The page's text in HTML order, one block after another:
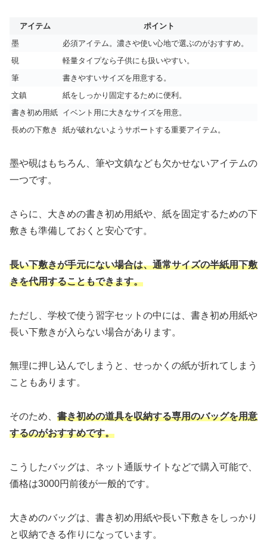
アイテム
ポイント
墨
必須アイテム。濃さや使い心地で選ぶのがおすすめ。
硯
軽量タイプなら子供にも扱いやすい。
筆
書きやすいサイズを用意する。
文鎮
紙をしっかり固定するために便利。
書き初め用紙 イベント用に大きなサイズを用意。
長めの下敷き
紙が破れないようサポートする重要アイテム。
墨や硯はもちろん、筆や文鎮なども欠かせないアイテムの
一つです。
さらに、大きめの書き初め用紙や、紙を固定するための下
敷きも準備しておくと安心です。
長い下敷きが手元にない場合は、通常サイズの半紙用下敷
きを代用することもできます。
ただし、学校で使う習字セットの中には、書き初め用紙や
長い下敷きが入らない場合があります。
無理に押し込んでしまうと、せっかくの紙が折れてしまう
こともあります。
そのため、 書き初めの道具を収納する専用のバッグを用意
するのがおすすめです。
こうしたバッグは、ネット通販サイトなどで購入可能で、
価格は3000円前後が一般的です。
大きめのバッグは、書き初め用紙や長い下敷きをしっかり
と収納できる作りになっています。